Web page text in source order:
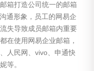
箱打造公司统一的邮箱
通形象，员工的网易企
失导致成员邮箱内重要
在使用网易企业邮箱，
人民网、vivo、申通快
等。